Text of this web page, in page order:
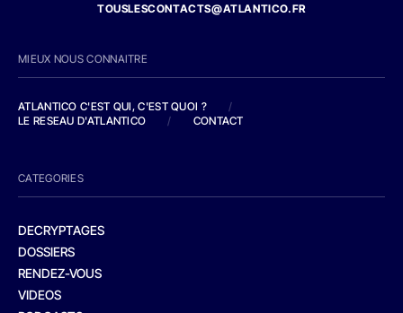
TOUSLESCONTACTS@ATLANTICO.FR
MIEUX NOUS CONNAITRE
ATLANTICO C'EST QUI, C'EST QUOI ?
/
LE RESEAU D'ATLANTICO
/ CONTACT
CATEGORIES
DECRYPTAGES
DOSSIERS
RENDEZ-VOUS
VIDEOS